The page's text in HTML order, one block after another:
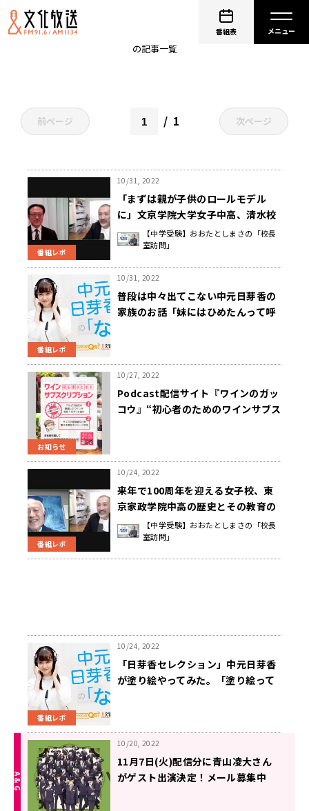
番組表
の記事一覧
前ページ 1 次ページ
番組レポ
10/31, 2022
「まずは親が子供のロールモデル
に」文京学院大学女子中高、清水校
長の考える子育て
【中学受験】おおたとしまさの「校長
室訪問」
番組レポ
10/31, 2022
普段は中々出てこない中元日芽香の
家族のお話「妹にはひめたんって呼
お知らせ
10/27, 2022
Podcast配信サイト『ワインのガッ
コウ』“初心者のためのワインサブス
番組レポ
10/24, 2022
来年で100周年を迎える女子校、東
京家政学院中高の歴史とその教育の
根底にあるものとは。
【中学受験】おおたとしまさの「校長
室訪問」
番組レポ
10/24, 2022
「日芽香セレクション」中元日芽香
が塗り絵やってみた。「塗り絵って
10/20, 2022
11月7日(火)配信分に青山凌大さん
がゲスト出演決定！メール募集中